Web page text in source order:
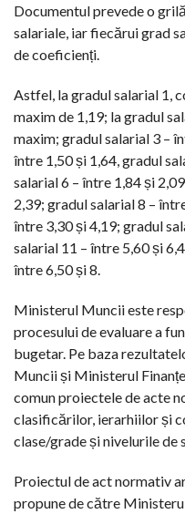
Documentul prevede o
salariale, iar fiecărui grad
de coeficienți.
Astfel, la gradul salarial 1,
maxim de 1,19; la gradul
maxim; gradul salarial 3 –
între 1,50 și 1,64, gradul
salarial 6 – între 1,84 și
2,39; gradul salarial 8 –
între 3,30 și 4,19; gradul
salarial 11 – între 5,60 și
între 6,50 și 8.
Ministerul Muncii este
procesului de evaluare a
bugetar. Pe baza
Muncii și Ministerul
comun proiectele de acte
clasificărilor, ierarhiilor și
clase/grade și nivelurile de
Proiectul de act normativ
propune de către